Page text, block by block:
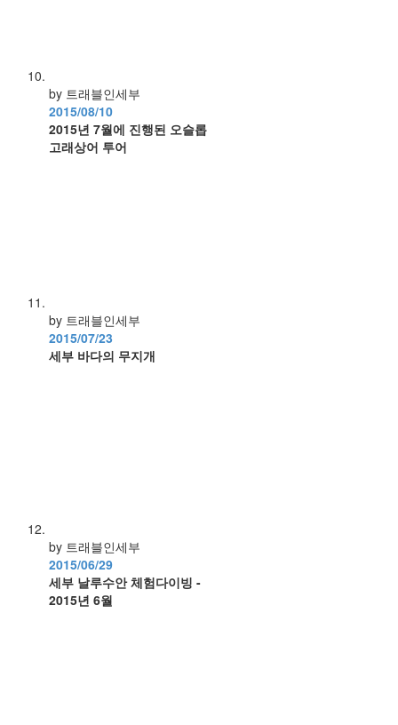
by 트래블인세부
2015/08/10
2015년 7월에 진행된 오슬롭
고래상어 투어
by 트래블인세부
2015/07/23
세부 바다의 무지개
by 트래블인세부
2015/06/29
세부 날루수안 체험다이빙 -
2015년 6월